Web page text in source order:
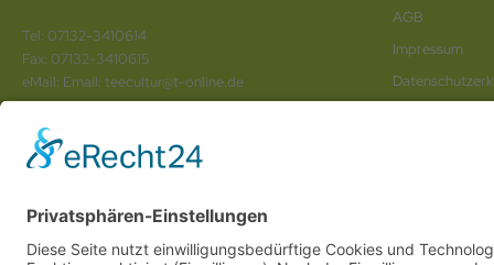
Tel: 07132-3410614
Fax: 07132-3410615
eMail: Email: teecultur@t-online.de
AGB
Impressum
Anhalt,BrandenburgundBerlin. Online Tee kaufen Sie bei uns auch inHeilbronn,